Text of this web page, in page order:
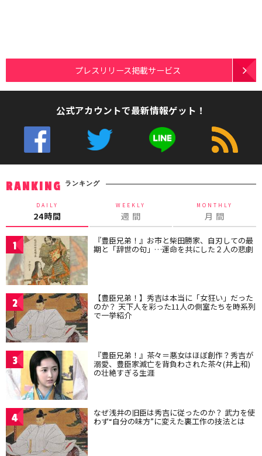
プレスリリース掲載サービス
公式アカウントで最新情報ゲット！
RANKING ランキング
DAILY
24時間
WEEKLY
週 間
MONTHLY
月 間
1 『豊臣兄弟！』お市と柴田勝家、自刃しての最
期と「辞世の句」…運命を共にした２人の悲劇
2 【豊臣兄弟！】秀吉は本当に「女狂い」だった
のか？ 天下人を彩った11人の側室たちを時系列
で一挙紹介
3 『豊臣兄弟！』茶々＝悪女はほぼ創作？秀吉が
溺愛、豊臣家滅亡を背負わされた茶々(井上和)
の壮絶すぎる生涯
4 なぜ浅井の旧臣は秀吉に従ったのか？ 武力を使
わず“自分の味方”に変えた裏工作の技法とは